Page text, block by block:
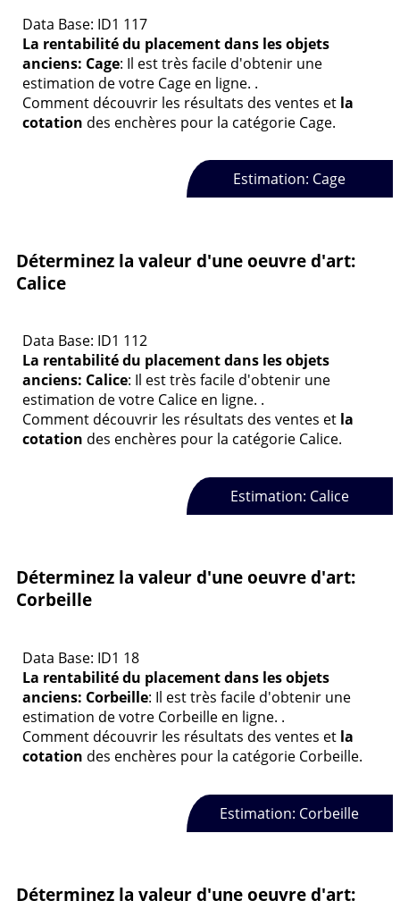
Data Base: ID1 117
La rentabilité du placement dans les objets
anciens: Cage: Il est très facile d'obtenir une
estimation de votre Cage en ligne. .
Comment découvrir les résultats des ventes et la
cotation des enchères pour la catégorie Cage.
Estimation: Cage
Déterminez la valeur d'une oeuvre d'art:
Calice
Data Base: ID1 112
La rentabilité du placement dans les objets
anciens: Calice: Il est très facile d'obtenir une
estimation de votre Calice en ligne. .
Comment découvrir les résultats des ventes et la
cotation des enchères pour la catégorie Calice.
Estimation: Calice
Déterminez la valeur d'une oeuvre d'art:
Corbeille
Data Base: ID1 18
La rentabilité du placement dans les objets
anciens: Corbeille: Il est très facile d'obtenir une
estimation de votre Corbeille en ligne. .
Comment découvrir les résultats des ventes et la
cotation des enchères pour la catégorie Corbeille.
Estimation: Corbeille
Déterminez la valeur d'une oeuvre d'art: